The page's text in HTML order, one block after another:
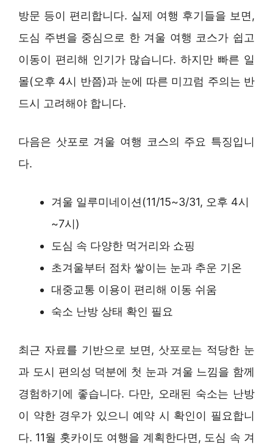
방문 등이 편리합니다. 실제 여행 후기들을 보면,
도심 주변을 중심으로 한 겨울 여행 코스가 쉽고
이동이 편리해 인기가 많습니다. 하지만 빠른 일
몰(오후 4시 반쯤)과 눈에 따른 미끄럼 주의는 반
드시 고려해야 합니다.
다음은 삿포로 겨울 여행 코스의 주요 특징입니
다.
겨울 일루미네이션(11/15~3/31, 오후 4시
~7시)
도심 속 다양한 먹거리와 쇼핑
초겨울부터 점차 쌓이는 눈과 추운 기온
대중교통 이용이 편리해 이동 쉬움
숙소 난방 상태 확인 필요
최근 자료를 기반으로 보면, 삿포로는 적당한 눈
과 도시 편의성 덕분에 첫 눈과 겨울 느낌을 함께
경험하기에 좋습니다. 다만, 오래된 숙소는 난방
이 약한 경우가 있으니 예약 시 확인이 필요합니
다. 11월 홋카이도 여행을 계획한다면, 도심 속 겨